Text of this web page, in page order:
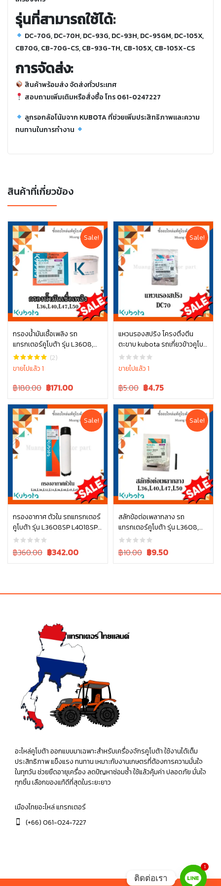
รุ่นที่สามารถใช้ได้:
DC-70G, DC-70H, DC-93G, DC-93H, DC-95GM, DC-105X,
CB70G, CB-70G-CS, CB-93G-TH, CB-105X, CB-105X-CS
การจัดส่ง:
สินค้าพร้อมส่ง จัดส่งทั่วประเทศ
สอบถามเพิ่มเติมหรือสั่งซื้อ โทร 061-0247227
ลูกรอกล้อโน้มจาก KUBOTA ที่ช่วยเพิ่มประสิทธิภาพและความ
ทนทานในการทำงาน
สินค้าที่เกี่ยวข้อง
Sale!
กรองน้ำมันเชื้อเพลิง รถ
แทรกเตอร์คูโบต้า รุ่น L3608,
L4018, L4508, L4708, L5018,
M6040 W9501-21010B
(2)
ขายไปแล้ว 1
Original
was:
฿180.00.
฿180.00 Current
is:
฿180.00.
฿171.00
หยิบใส่ตะกร้า
Sale!
แหวนรองสปริง โครงตึงตีน
ตะขาบ kubota รถเกี่ยวข้าวคูโบต้
า รุ่น DC70 04512-50140
ขายไปแล้ว 1
Original
was:
฿5.00.
฿5.00 Current
is:
฿5.00.
฿4.75
หยิบใส่ตะกร้า
Sale!
กรองอากาศ ตัวใน รถแทรกเตอร์
คูโบต้า รุ่น L3608SP L4018SP
L4708SP W9501-31090B
Original
฿360.00 Current
฿342.00
หยิบใส่ตะกร้า
Sale!
สลักข้อต่อเพลากลาง รถ
แทรกเตอร์คูโบต้า รุ่น L3608,
L4018, L4708, L5018 05411-
00430
Original
฿10.00 Current
฿9.50
หยิบใส่ตะกร้า
อะไหล่คูโบต้า ออกแบบมาเฉพาะสำหรับเครื่องจักรคูโบต้า ใช้งานได้เต็ม
ประสิทธิภาพ แข็งแรง ทนทาน เหมาะกับงานเกษตรที่ต้องการความมั่นใจ
ในทุกวัน ช่วยยืดอายุเครื่อง ลดปัญหาซ่อมซ้ำ ใช้แล้วคุ้มค่า ปลอดภัย มั่นใจ
ทุกชิ้น เลือกของแท้ดีที่สุดในระยะยาว
เมืองไทยอะไหล่ แทรกเตอร์
(+66) 061-024-7227
1
ติดต่อเรา